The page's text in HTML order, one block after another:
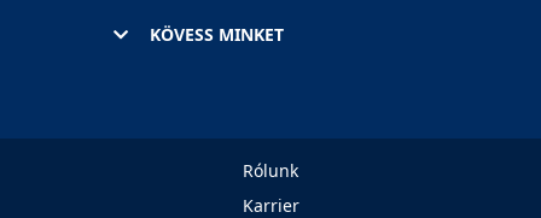
KÖVESS MINKET
Rólunk
Karrier